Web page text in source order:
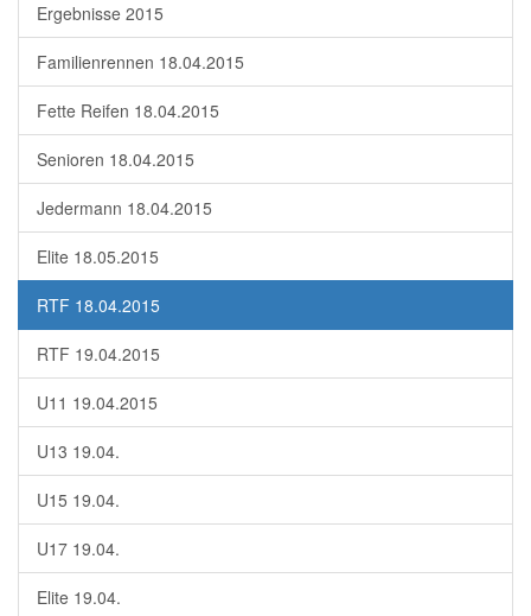
Ergebnisse 2015
Familienrennen 18.04.2015
Fette Reifen 18.04.2015
Senioren 18.04.2015
Jedermann 18.04.2015
Elite 18.05.2015
RTF 18.04.2015
RTF 19.04.2015
U11 19.04.2015
U13 19.04.
U15 19.04.
U17 19.04.
Elite 19.04.